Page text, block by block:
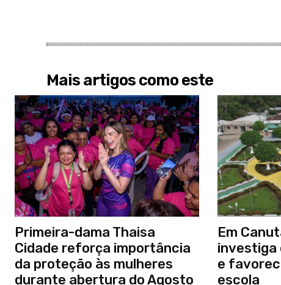
Mais artigos como este
Primeira-dama Thaisa
Cidade reforça importância
da proteção às mulheres
durante abertura do Agosto
Em
investiga
e
escola